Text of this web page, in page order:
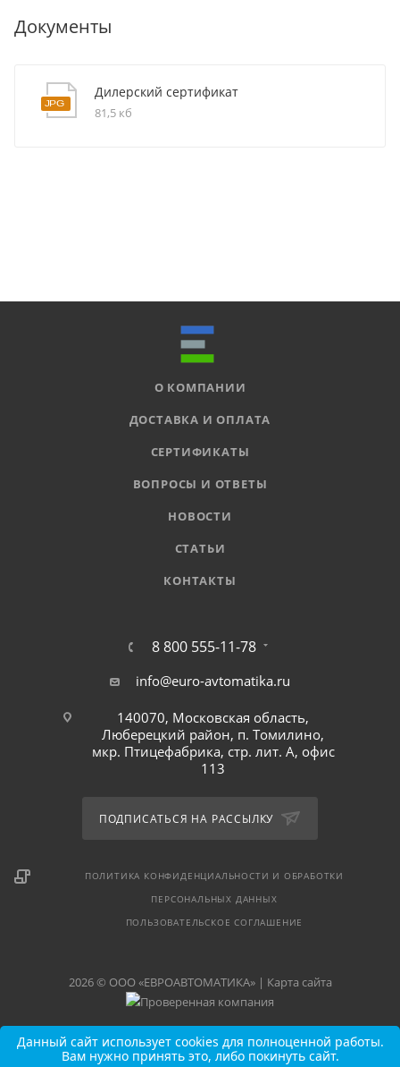
Документы
Дилерский сертификат
81,5 кб
О КОМПАНИИ
ДОСТАВКА И ОПЛАТА
СЕРТИФИКАТЫ
ВОПРОСЫ И ОТВЕТЫ
НОВОСТИ
СТАТЬИ
КОНТАКТЫ
8 800 555-11-78
info@euro-avtomatika.ru
140070, Московская область,
Люберецкий район, п. Томилино,
мкр. Птицефабрика, стр. лит. А, офис
113
ПОДПИСАТЬСЯ НА РАССЫЛКУ
ПОЛИТИКА КОНФИДЕНЦИАЛЬНОСТИ И ОБРАБОТКИ
ПЕРСОНАЛЬНЫХ ДАННЫХ
ПОЛЬЗОВАТЕЛЬСКОЕ СОГЛАШЕНИЕ
2026 © ООО «ЕВРОАВТОМАТИКА» | Карта сайта
Данный сайт использует cookies для полноценной работы.
Вам нужно принять это, либо покинуть сайт.